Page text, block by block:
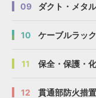
09 ダクト・メタ
10 ケーブルラック
11 保全・保護・
12 貫通部防火措